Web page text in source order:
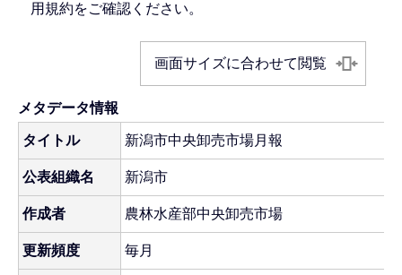
用規約をご確認ください。
画面サイズに合わせて閲覧
メタデータ情報
タイトル 新潟市中央卸売市場月報
公表組織名 新潟市
作成者 農林水産部中央卸売市場
更新頻度 毎月